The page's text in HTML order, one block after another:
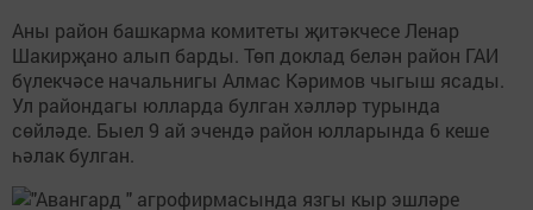
Аны район башкарма комитеты җитәкчесе Ленар
Шакирҗано алып барды. Төп доклад белән район ГАИ
бүлекчәсе начальнигы Алмас Кәримов чыгыш ясады.
Ул райондагы юлларда булган хәлләр турында
сөйләде. Быел 9 ай эчендә район юлларында 6 кеше
һәлак булган.